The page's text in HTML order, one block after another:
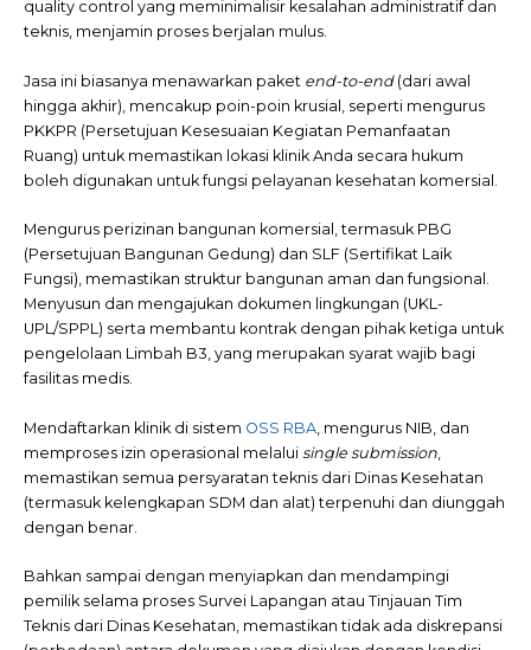
quality control yang meminimalisir kesalahan administratif dan
teknis, menjamin proses berjalan mulus.
Jasa ini biasanya menawarkan paket end-to-end(dari awal
hingga akhir), mencakup poin-poin krusial, seperti mengurus
PKKPR (Persetujuan Kesesuaian Kegiatan Pemanfaatan
Ruang) untuk memastikan lokasi klinik Anda secara hukum
boleh digunakan untuk fungsi pelayanan kesehatan komersial.
Mengurus perizinan bangunan komersial, termasuk PBG
(Persetujuan Bangunan Gedung) dan SLF (Sertifikat Laik
Fungsi), memastikan struktur bangunan aman dan fungsional.
Menyusun dan mengajukan dokumen lingkungan (UKL-
UPL/SPPL) serta membantu kontrak dengan pihak ketiga untuk
pengelolaan Limbah B3, yang merupakan syarat wajib bagi
fasilitas medis.
Mendaftarkan klinik di sistem OSS RBA , mengurus NIB, dan
memproses izin operasional melalui single submission
memastikan semua persyaratan teknis dari Dinas Kesehatan
(termasuk kelengkapan SDM dan alat) terpenuhi dan diunggah
dengan benar.
Bahkan sampai dengan menyiapkan dan mendampingi
pemilik selama proses Survei Lapangan atau Tinjauan Tim
Teknis dari Dinas Kesehatan, memastikan tidak ada diskrepansi